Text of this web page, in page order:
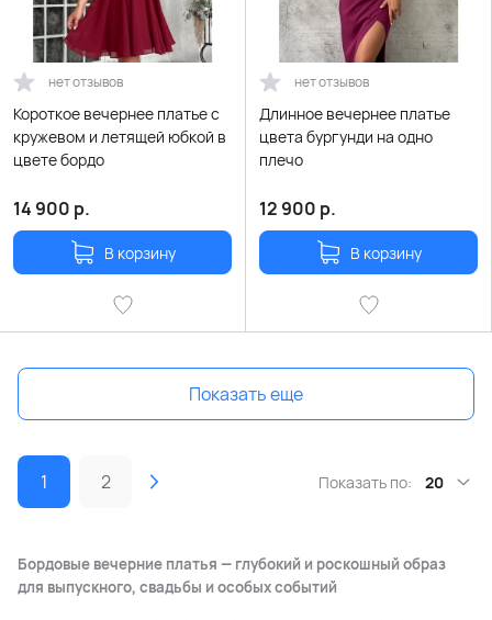
нет отзывов
Короткое вечернее платье с
кружевом и летящей юбкой в
цвете бордо
14 900 р.
В корзину
нет отзывов
Длинное вечернее платье
цвета бургунди на одно
плечо
12 900 р.
В корзину
Показать еще
1 2 Показать по: 20
Бордовые вечерние платья — глубокий и роскошный образ
для выпускного, свадьбы и особых событий